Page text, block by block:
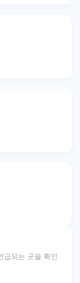
급되는 곳을 확인